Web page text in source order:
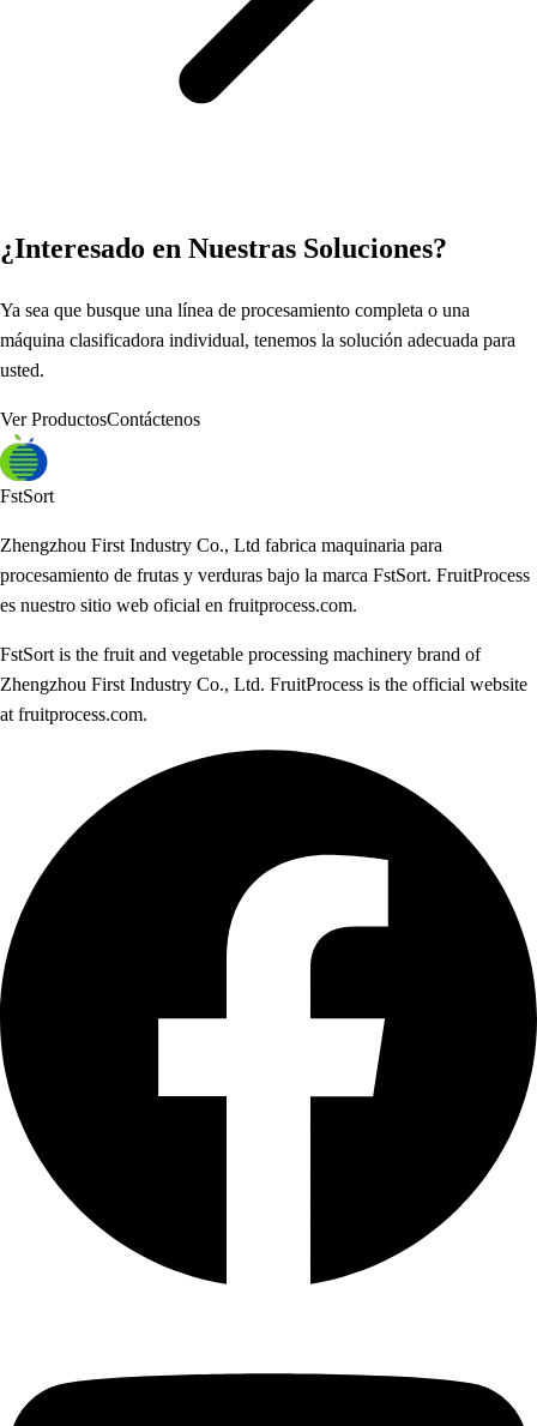
¿Interesado en Nuestras Soluciones?
Ya sea que busque una línea de procesamiento completa o una
máquina clasificadora individual, tenemos la solución adecuada para
usted.
Ver ProductosContáctenos
FstSort
Zhengzhou First Industry Co., Ltd fabrica maquinaria para
procesamiento de frutas y verduras bajo la marca FstSort. FruitProcess
es nuestro sitio web oficial en fruitprocess.com.
FstSort is the fruit and vegetable processing machinery brand of
Zhengzhou First Industry Co., Ltd. FruitProcess is the official website
at fruitprocess.com.